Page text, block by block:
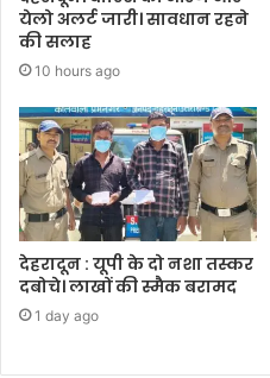
येलो अलर्ट जारी। सावधान रहने
की सलाह
10 hours ago
देहरादून : यूपी के दो नशा तस्कर
दबोचे। लाखों की स्मैक बरामद
1 day ago